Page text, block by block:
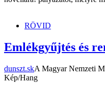
RÖVID
Emlékgyűjtés és
dunszt.skA Magyar Nemzeti
Kép/Hang